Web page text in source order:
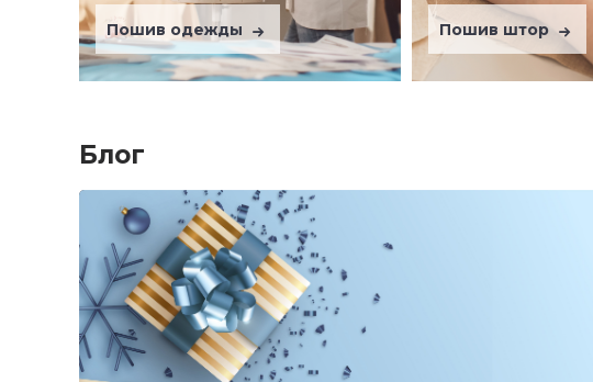
Пошив одежды Пошив штор
Блог